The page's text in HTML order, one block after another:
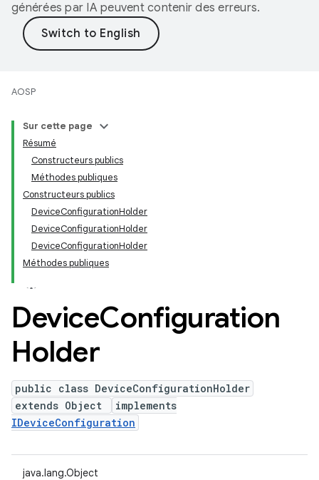
générées par IA peuvent contenir des erreurs.
AOSP
Sur cette page
Résumé
Constructeurs publics
Méthodes publiques
Constructeurs publics
DeviceConfigurationHolder
DeviceConfigurationHolder
DeviceConfigurationHolder
Méthodes publiques
DeviceConfiguration
Holder
public class DeviceConfigurationHolder
extends Object
implements
IDeviceConfiguration
java.lang.Object